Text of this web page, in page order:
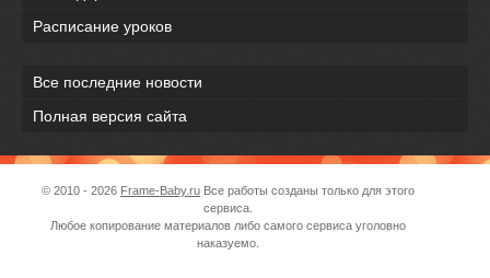
Расписание уроков
Все последние новости
Полная версия сайта
© 2010 - 2026 Frame-Baby.ru Все работы созданы только для этого
сервиса.
Любое копирование материалов либо самого сервиса уголовно
наказуемо.